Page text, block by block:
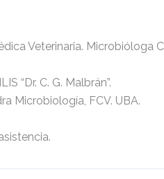
Veterinaria. Microbióloga
“Dr. C. G. Malbrán”.
Microbiología, FCV. UBA.